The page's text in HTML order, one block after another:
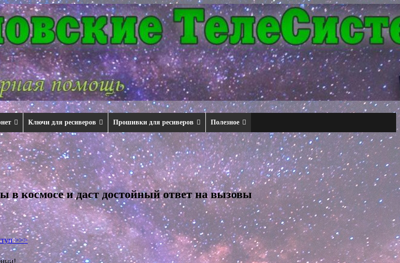
Ключи для ресиверов Прошивки для ресиверов Полезное
в космосе и даст достойный ответ на вызовы
>>>